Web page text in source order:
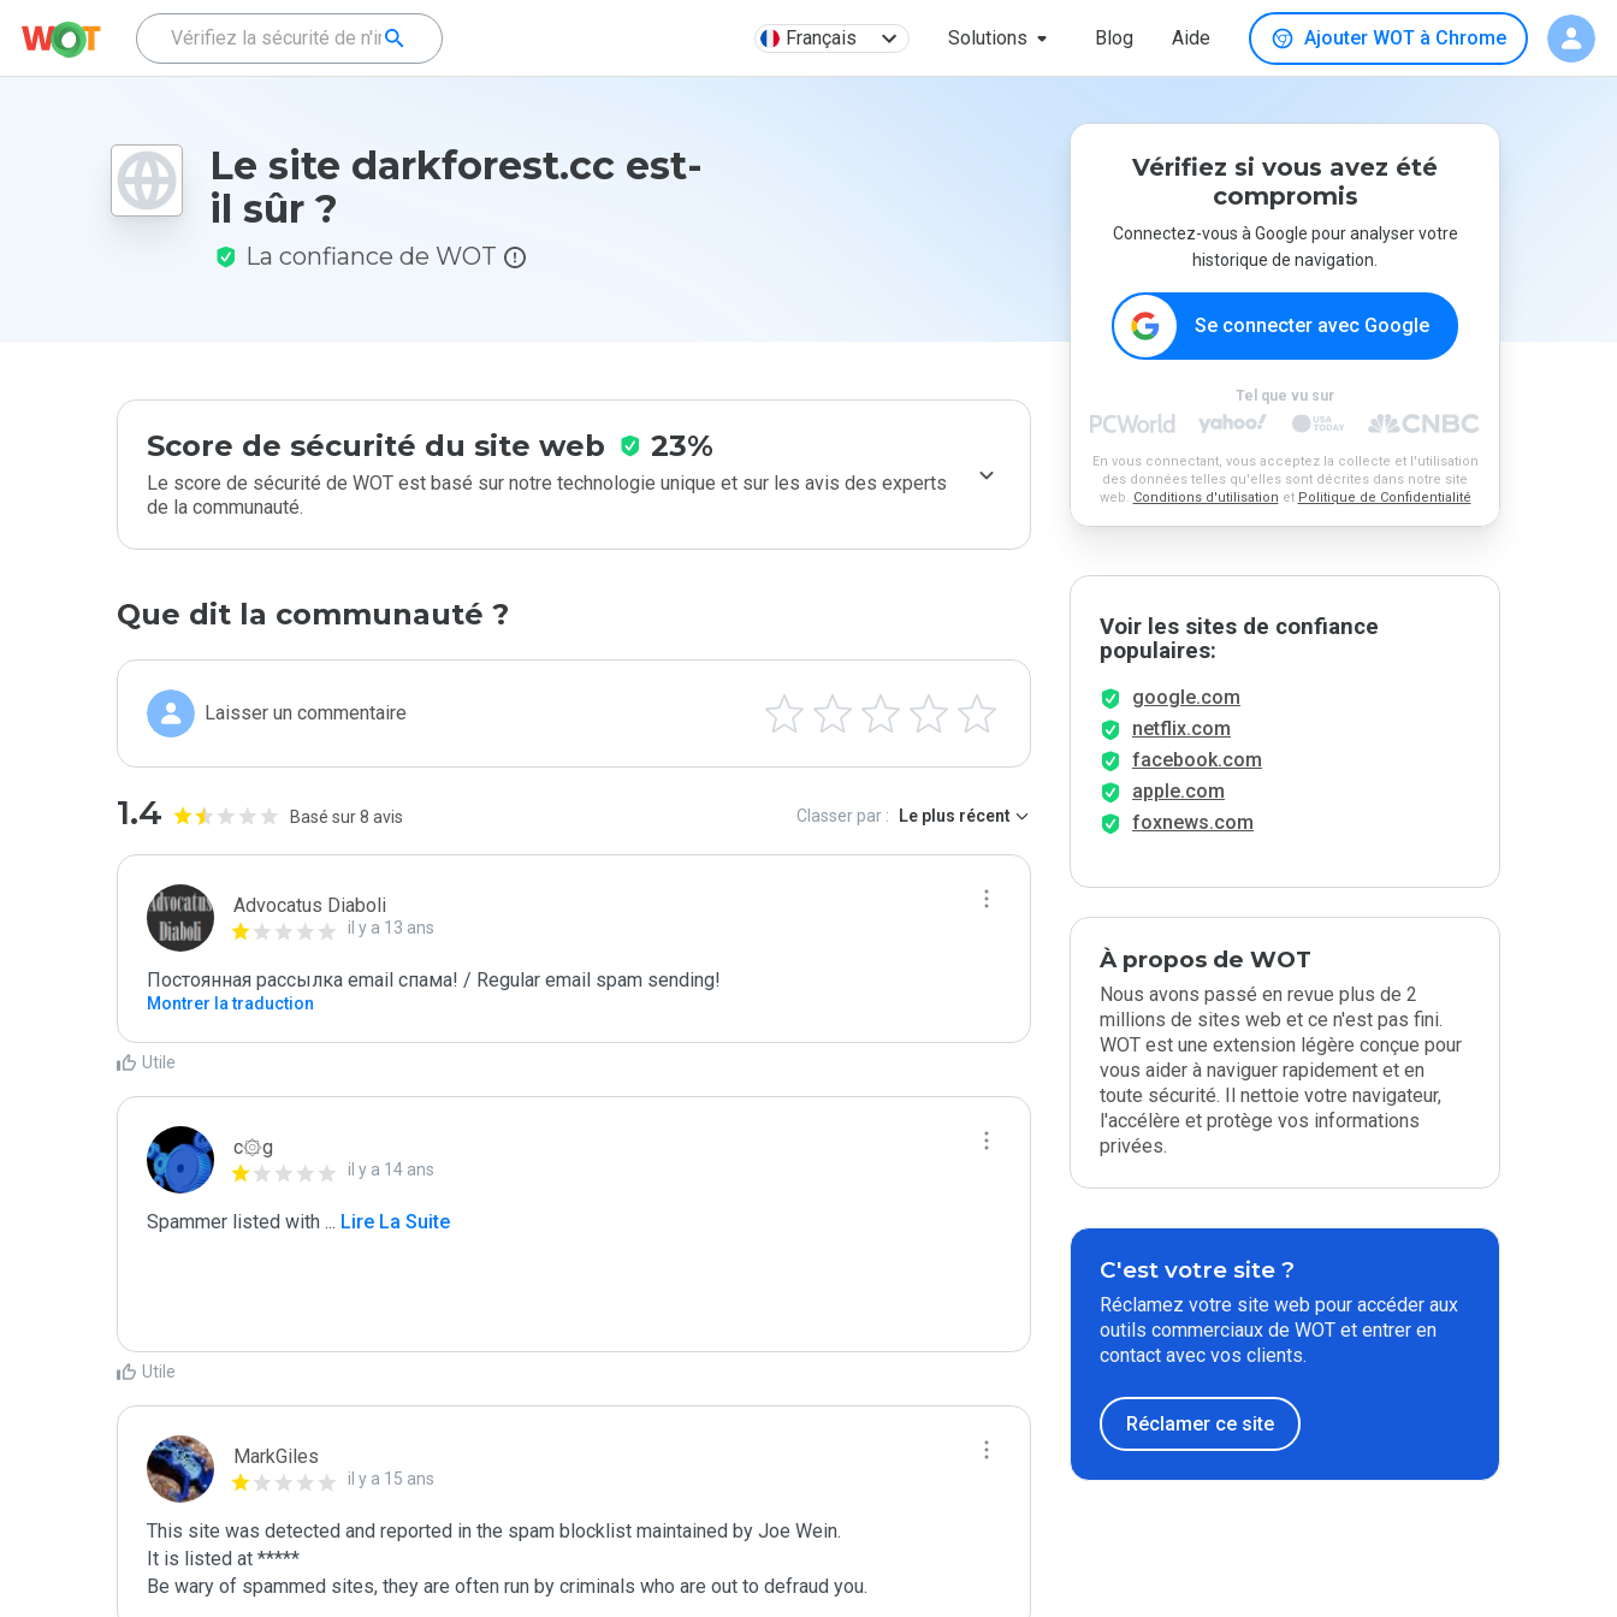
Français Solutions Blog Aide Ajouter WOT à Chrome
Le site darkforest.cc est-
il sûr ?
La confiance de WOT
Score de sécurité du site web 23%
Le score de sécurité de WOT est basé sur notre technologie unique et sur les avis des experts
de la communauté.
Que dit la communauté ?
Laisser un commentaire
1.4 Basé sur 8 avis Classer par : Le plus récent
Advocatus Diaboli
il y a 13 ans
Постоянная рассылка email спама! / Regular email spam sending!
Montrer la traduction
Utile
c۞g
il y a 14 ans
Spammer listed with ... Lire La Suite
Utile
MarkGiles
il y a 15 ans
This site was detected and reported in the spam blocklist maintained by Joe Wein.
It is listed at *****
Be wary of spammed sites, they are often run by criminals who are out to defraud you.
Vérifiez si vous avez été
compromis
Connectez-vous à Google pour analyser votre
historique de navigation.
Se connecter avec Google
Tel que vu sur
En vous connectant, vous acceptez la collecte et l'utilisation
des données telles qu'elles sont décrites dans notre site
web. Conditions d'utilisation et Politique de Confidentialité
Voir les sites de confiance
populaires:
google.com
netflix.com
facebook.com
apple.com
foxnews.com
À propos de WOT
Nous avons passé en revue plus de 2
millions de sites web et ce n'est pas fini.
WOT est une extension légère conçue pour
vous aider à naviguer rapidement et en
toute sécurité. Il nettoie votre navigateur,
l'accélère et protège vos informations
privées.
C'est votre site ?
Réclamez votre site web pour accéder aux
outils commerciaux de WOT et entrer en
contact avec vos clients.
Réclamer ce site